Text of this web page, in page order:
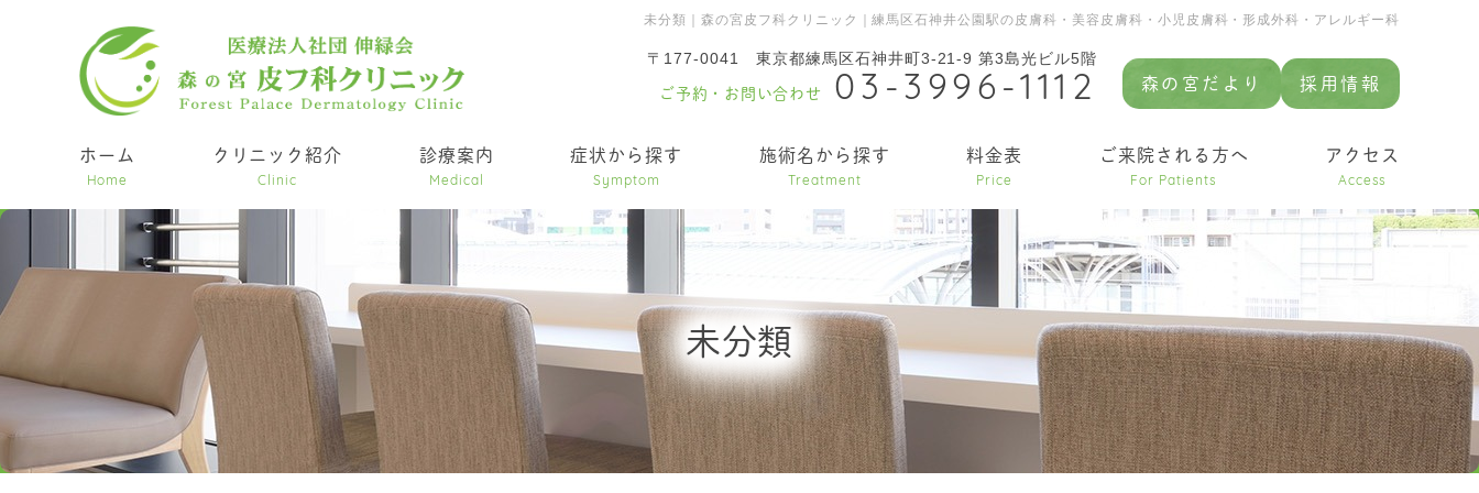
森の宮だより 採用情報
未分類｜森の宮皮フ科クリニック｜練馬区石神井公園駅の皮膚科・美容皮膚科・小児皮膚科・形成外科・アレルギー科
〒177-0041 東京都練馬区石神井町3-21-9 第3島光ビル5階
ご予約・お問い合わせ 03-3996-1112
ホーム
Home
クリニック紹介
Clinic
診療案内
Medical
症状から探す
Symptom
施術名から探す
Treatment
料金表
Price
ご来院される方へ
For Patients
アクセス
Access
未分類